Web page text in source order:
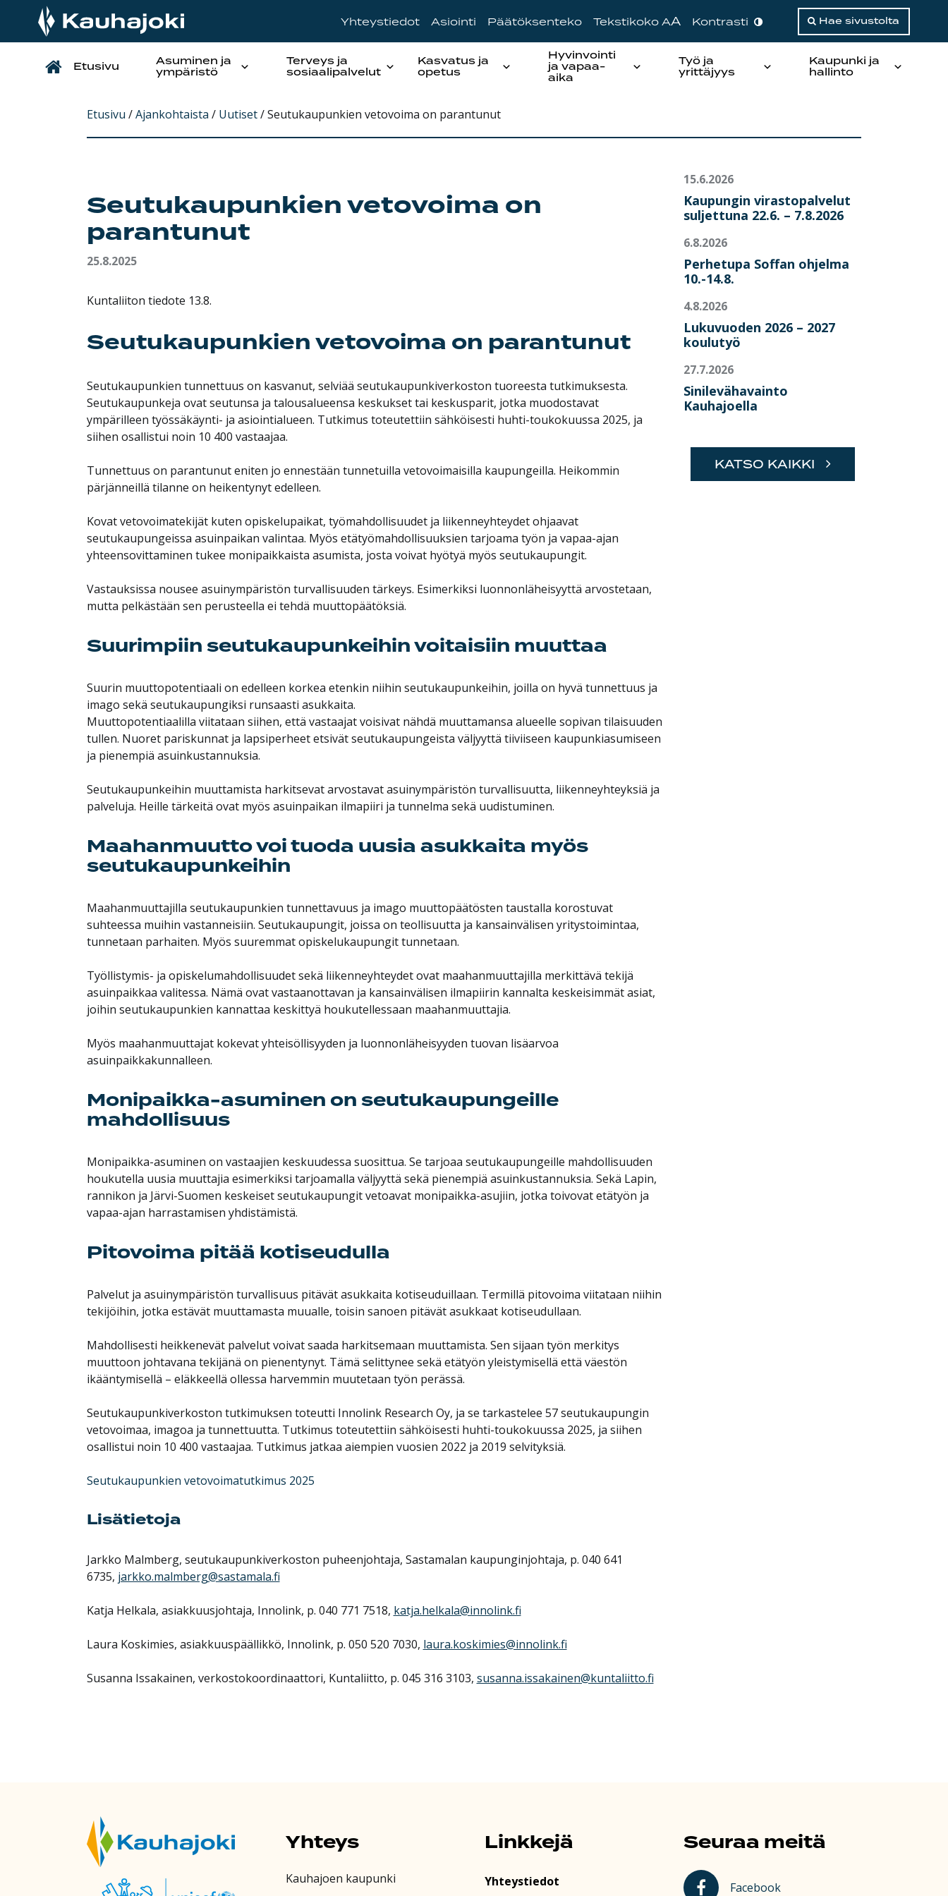
Yhteystiedot Asiointi Päätöksenteko Tekstikoko AA Kontrasti Hae sivustolta
Päävalikko
Etusivu Asuminen ja
ympäristö
Terveys ja
sosiaalipalvelut
Kasvatus ja
opetus
Hyvinvointi
ja vapaa-
aika
Työ ja
yrittäjyys
Kaupunki ja
hallinto
Etusivu /Ajankohtaista / Uutiset/Seutukaupunkien vetovoima on parantunut
Seutukaupunkien vetovoima on
parantunut
25.8.2025
Kuntaliiton tiedote 13.8.
Seutukaupunkien vetovoima on parantunut
Seutukaupunkien tunnettuus on kasvanut, selviää seutukaupunkiverkoston tuoreesta tutkimuksesta.
Seutukaupunkeja ovat seutunsa ja talousalueensa keskukset tai keskusparit, jotka muodostavat
ympärilleen työssäkäynti- ja asiointialueen. Tutkimus toteutettiin sähköisesti huhti-toukokuussa 2025, ja
siihen osallistui noin 10 400 vastaajaa.
Tunnettuus on parantunut eniten jo ennestään tunnetuilla vetovoimaisilla kaupungeilla. Heikommin
pärjänneillä tilanne on heikentynyt edelleen.
Kovat vetovoimatekijät kuten opiskelupaikat, työmahdollisuudet ja liikenneyhteydet ohjaavat
seutukaupungeissa asuinpaikan valintaa. Myös etätyömahdollisuuksien tarjoama työn ja vapaa-ajan
yhteensovittaminen tukee monipaikkaista asumista, josta voivat hyötyä myös seutukaupungit.
Vastauksissa nousee asuinympäristön turvallisuuden tärkeys. Esimerkiksi luonnonläheisyyttä arvostetaan,
mutta pelkästään sen perusteella ei tehdä muuttopäätöksiä.
Suurimpiin seutukaupunkeihin voitaisiin muuttaa
Suurin muuttopotentiaali on edelleen korkea etenkin niihin seutukaupunkeihin, joilla on hyvä tunnettuus ja
imago sekä seutukaupungiksi runsaasti asukkaita.
Muuttopotentiaalilla viitataan siihen, että vastaajat voisivat nähdä muuttamansa alueelle sopivan tilaisuuden
tullen. Nuoret pariskunnat ja lapsiperheet etsivät seutukaupungeista väljyyttä tiiviiseen kaupunkiasumiseen
ja pienempiä asuinkustannuksia.
Seutukaupunkeihin muuttamista harkitsevat arvostavat asuinympäristön turvallisuutta, liikenneyhteyksiä ja
palveluja. Heille tärkeitä ovat myös asuinpaikan ilmapiiri ja tunnelma sekä uudistuminen.
Maahanmuutto voi tuoda uusia asukkaita myös
seutukaupunkeihin
Maahanmuuttajilla seutukaupunkien tunnettavuus ja imago muuttopäätösten taustalla korostuvat
suhteessa muihin vastanneisiin. Seutukaupungit, joissa on teollisuutta ja kansainvälisen yritystoimintaa,
tunnetaan parhaiten. Myös suuremmat opiskelukaupungit tunnetaan.
Työllistymis- ja opiskelumahdollisuudet sekä liikenneyhteydet ovat maahanmuuttajilla merkittävä tekijä
asuinpaikkaa valitessa. Nämä ovat vastaanottavan ja kansainvälisen ilmapiirin kannalta keskeisimmät asiat,
joihin seutukaupunkien kannattaa keskittyä houkutellessaan maahanmuuttajia.
Myös maahanmuuttajat kokevat yhteisöllisyyden ja luonnonläheisyyden tuovan lisäarvoa
asuinpaikkakunnalleen.
Monipaikka-asuminen on seutukaupungeille
mahdollisuus
Monipaikka-asuminen on vastaajien keskuudessa suosittua. Se tarjoaa seutukaupungeille mahdollisuuden
houkutella uusia muuttajia esimerkiksi tarjoamalla väljyyttä sekä pienempiä asuinkustannuksia. Sekä Lapin,
rannikon ja Järvi-Suomen keskeiset seutukaupungit vetoavat monipaikka-asujiin, jotka toivovat etätyön ja
vapaa-ajan harrastamisen yhdistämistä.
Pitovoima pitää kotiseudulla
Palvelut ja asuinympäristön turvallisuus pitävät asukkaita kotiseuduillaan. Termillä pitovoima viitataan niihin
tekijöihin, jotka estävät muuttamasta muualle, toisin sanoen pitävät asukkaat kotiseudullaan.
Mahdollisesti heikkenevät palvelut voivat saada harkitsemaan muuttamista. Sen sijaan työn merkitys
muuttoon johtavana tekijänä on pienentynyt. Tämä selittynee sekä etätyön yleistymisellä että väestön
ikääntymisellä – eläkkeellä ollessa harvemmin muutetaan työn perässä.
Seutukaupunkiverkoston tutkimuksen toteutti Innolink Research Oy, ja se tarkastelee 57 seutukaupungin
vetovoimaa, imagoa ja tunnettuutta. Tutkimus toteutettiin sähköisesti huhti-toukokuussa 2025, ja siihen
osallistui noin 10 400 vastaajaa. Tutkimus jatkaa aiempien vuosien 2022 ja 2019 selvityksiä.
Seutukaupunkien vetovoimatutkimus 2025
Lisätietoja
Jarkko Malmberg, seutukaupunkiverkoston puheenjohtaja, Sastamalan kaupunginjohtaja, p. 040 641
6735, jarkko.malmberg@sastamala.fi
Katja Helkala, asiakkuusjohtaja, Innolink, p. 040 771 7518, katja.helkala@innolink.fi
Laura Koskimies, asiakkuuspäällikkö, Innolink, p. 050 520 7030, laura.koskimies@innolink.fi
Susanna Issakainen, verkostokoordinaattori, Kuntaliitto, p. 045 316 3103, susanna.issakainen@kuntaliitto.fi
15.6.2026
Kaupungin virastopalvelut
suljettuna 22.6. – 7.8.2026
6.8.2026
Perhetupa Soffan ohjelma
10.-14.8.
4.8.2026
Lukuvuoden 2026 – 2027
koulutyö
27.7.2026
Sinilevähavainto
Kauhajoella
KATSO KAIKKI
Yhteys
Kauhajoen kaupunki
Linkkejä
Yhteystiedot
Seuraa meitä
Kauhajoki Facebookissa
Facebook